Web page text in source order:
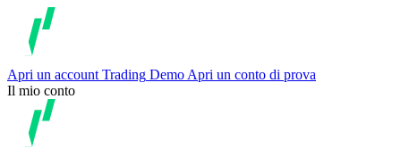
Apri un account Trading Demo Apri un conto di prova
Il mio conto